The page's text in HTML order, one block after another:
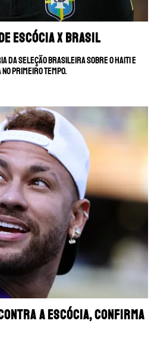
Escócia x Brasil
da Seleção Brasileira sobre o Haiti e
primeiro tempo.
a Escócia, confirma